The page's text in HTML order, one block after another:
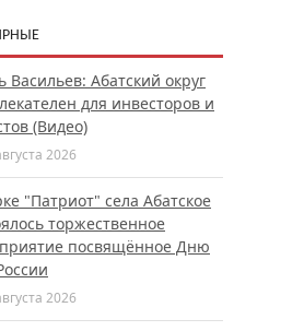
Васильев: Абатский округ
для инвесторов и
(Видео)
2026
"Патриот" села Абатское
торжественное
посвящённое Дню
2026